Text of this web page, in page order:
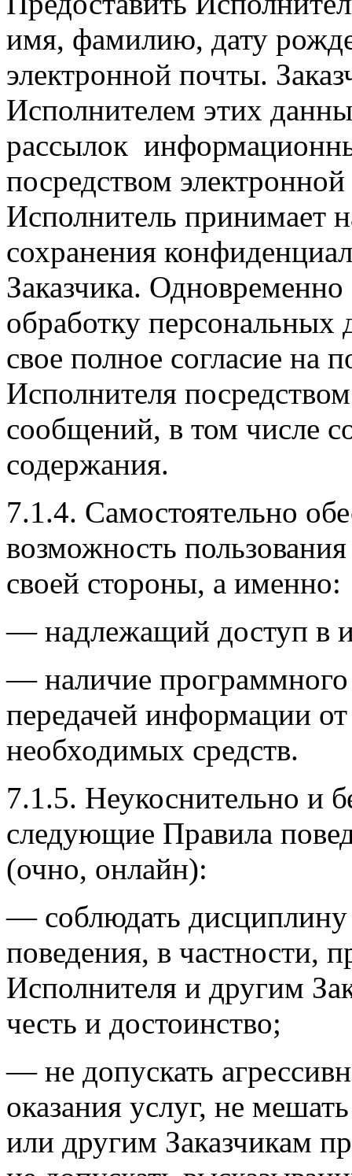
имя, фамилию, дату
электронной почты.
Исполнителем этих
рассылок
посредством
Исполнитель принимает
сохранения
Заказчика.
обработку персональных
свое полное согласие на
Исполнителя
сообщений, в том числе
содержания.
7.1.4. Самостоятельно
возможность
своей стороны, а именно:
— надлежащий доступ в
— наличие программного
передачей информации
необходимых средств.
7.1.5. Неукоснительно и
следующие Правила
(очно, онлайн):
— соблюдать
поведения, в частности,
Исполнителя и другим
честь и достоинство;
— не допускать
оказания услуг, не
или другим Заказчикам